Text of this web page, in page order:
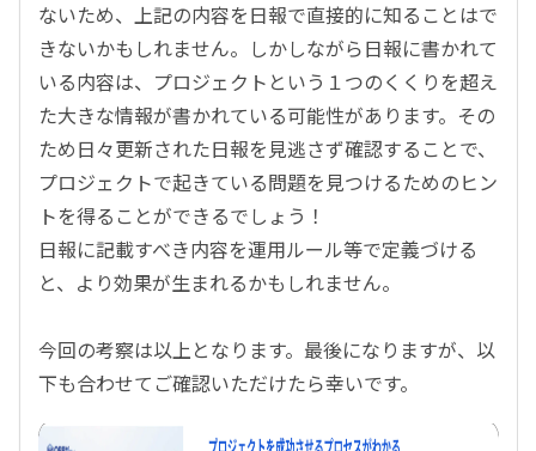
ないため、上記の内容を日報で直接的に知ることはで
きないかもしれません。しかしながら日報に書かれて
いる内容は、プロジェクトという１つのくくりを超え
た大きな情報が書かれている可能性があります。その
ため日々更新された日報を見逃さず確認することで、
プロジェクトで起きている問題を見つけるためのヒン
トを得ることができるでしょう！
日報に記載すべき内容を運用ルール等で定義づける
と、より効果が生まれるかもしれません。
今回の考察は以上となります。最後になりますが、以
下も合わせてご確認いただけたら幸いです。